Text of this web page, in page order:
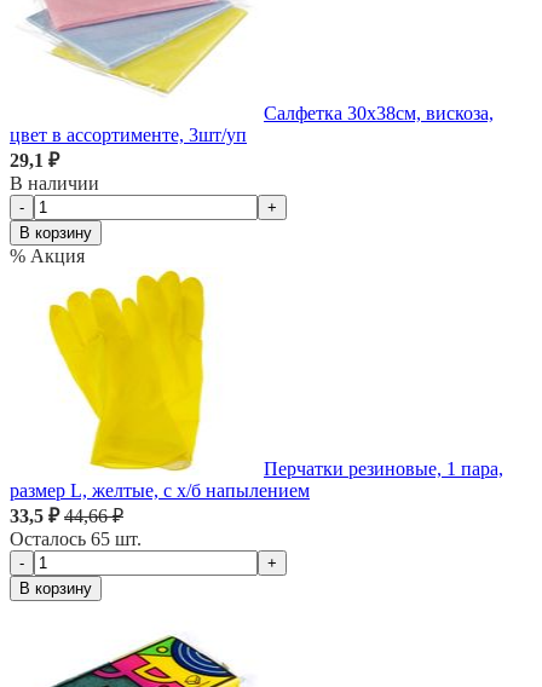
Салфетка 30х38см, вискоза,
цвет в ассортименте, 3шт/уп
29,1 ₽
В наличии
-
+
В корзину
% Акция
Перчатки резиновые, 1 пара,
размер L, желтые, с х/б напылением
33,5 ₽44,66 ₽
Осталось 65 шт.
-
+
В корзину